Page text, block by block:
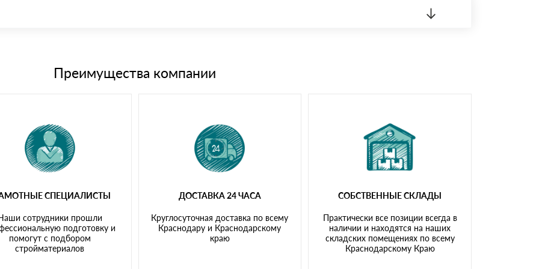
банковским картамПреимущества компании
СПЕЦИАЛИСТЫ
сотрудники прошли
подготовку и
помогут с подбором
стройматериалов
ДОСТАВКА 24 ЧАСА
Круглосуточная доставка по всему
Краснодару и Краснодарскому
краю
СОБСТВЕННЫЕ СКЛАДЫ
Практически все позиции всегда в
наличии и находятся на наших
складских помещениях по всему
Краснодарскому Краю